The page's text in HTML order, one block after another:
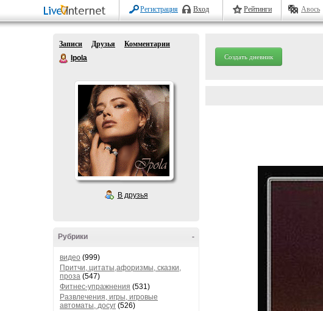
Регистрация Вход Рейтинги Авось
Записи Друзья
Комментарии
Ipola
В друзья
-
Рубрики
видео (999)
Притчи, цитаты,афоризмы, сказки,
проза (547)
Фитнес-упражнения (531)
Развлечения, игры, игровые
автоматы, досуг (526)
Создать дневник